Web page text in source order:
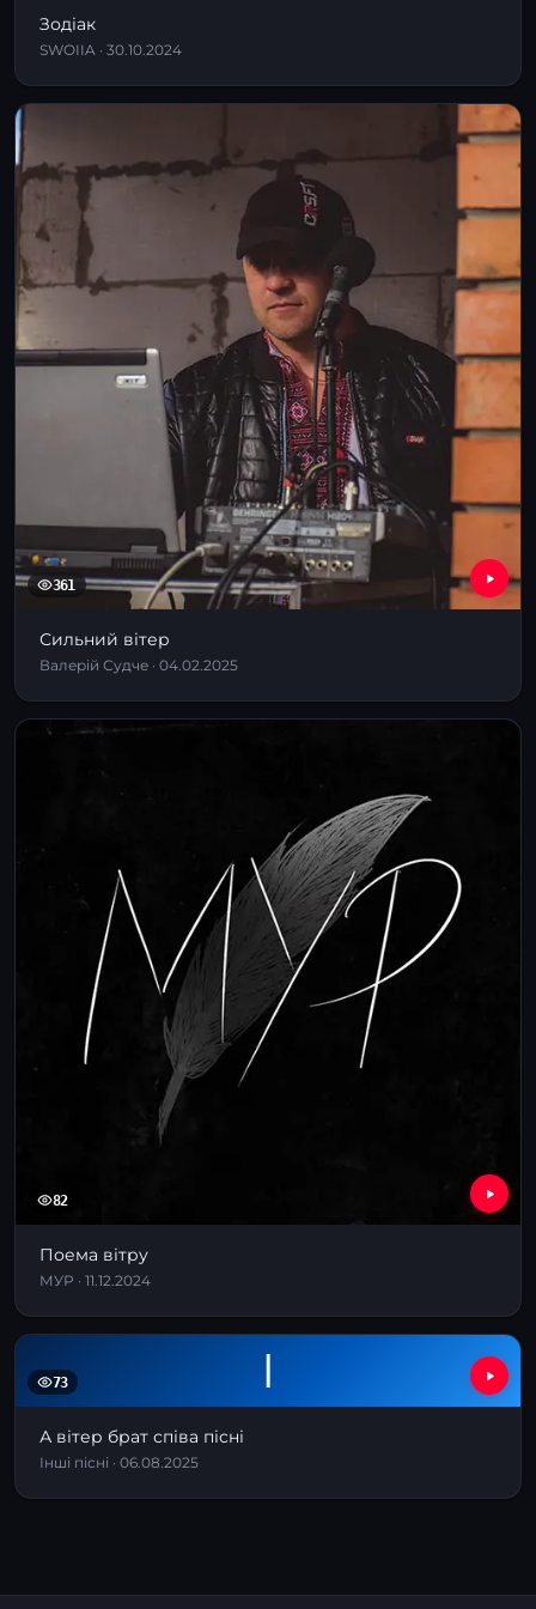
Зодіак
SWOIIA · 30.10.2024
361
Сильний вітер
Валерій Судче · 04.02.2025
82
Поема вітру
МУР · 11.12.2024
І
73
А вітер брат співа пісні
Інші пісні · 06.08.2025